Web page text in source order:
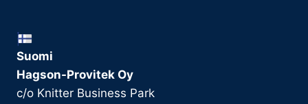
Suomi
Hagson-Provitek Oy
c/o Knitter Business Park